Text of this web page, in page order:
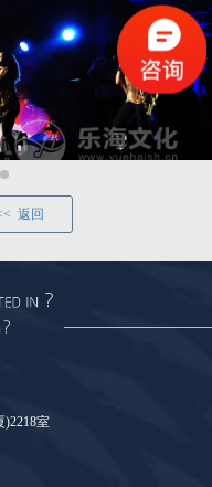
返回
)2218室